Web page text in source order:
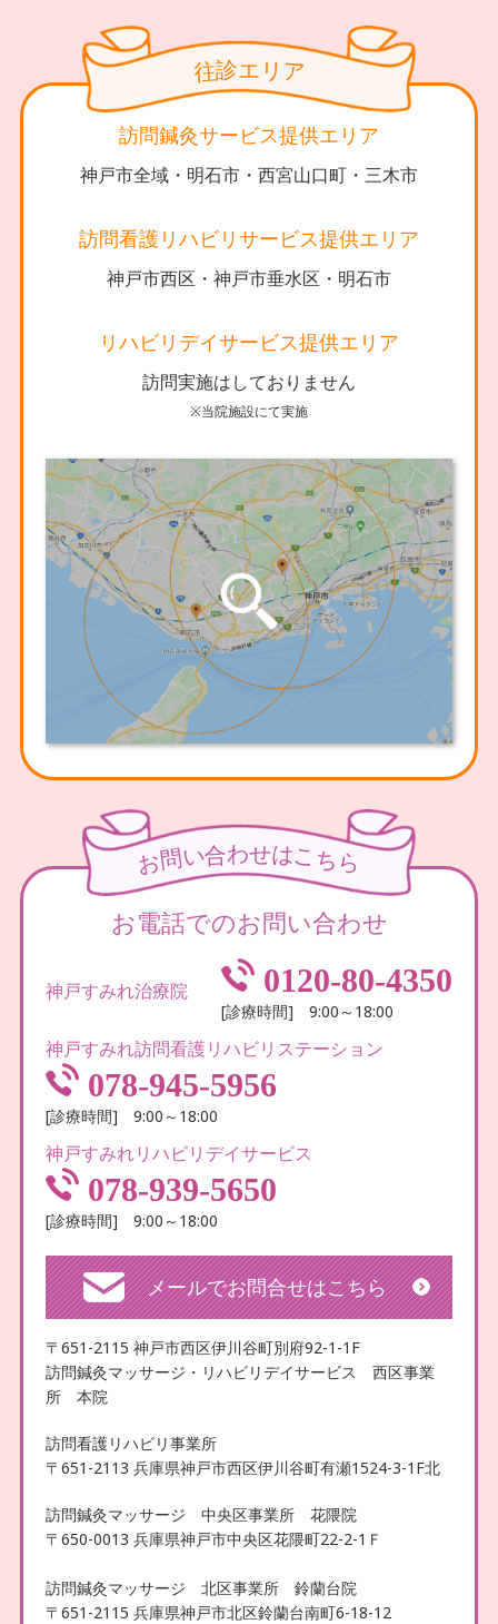
往診エ リ ア
訪問鍼灸サービス提供エリア
神戸市全域・明石市・西宮山口町・三木市
訪問看護リハビリサービス提供エリア
神戸市西区・神戸市垂水区・明石市
リハビリデイサービス提供エリア
訪問実施はしておりません
※当院施設にて実施
お問い合わせはこ ち ら
お電話でのお問い合わせ
神戸すみれ治療院 0120-80-4350
[診療時間] 9:00～18:00
神戸すみれ訪問看護リハビリステーション
078-945-5956
[診療時間] 9:00～18:00
神戸すみれリハビリデイサービス
078-939-5650
[診療時間] 9:00～18:00
メールでお問合せはこちら
〒651-2115 神戸市西区伊川谷町別府92-1-1F
訪問鍼灸マッサージ・リハビリデイサービス 西区事業
所 本院
訪問看護リハビリ事業所
〒651-2113 兵庫県神戸市西区伊川谷町有瀬1524-3-1F北
訪問鍼灸マッサージ 中央区事業所 花隈院
〒650-0013 兵庫県神戸市中央区花隈町22-2-1Ｆ
訪問鍼灸マッサージ 北区事業所 鈴蘭台院
〒651-2115 兵庫県神戸市北区鈴蘭台南町6-18-12